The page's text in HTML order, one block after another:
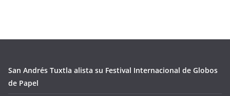
San Andrés Tuxtla alista su Festival Internacional de Globos
de Papel